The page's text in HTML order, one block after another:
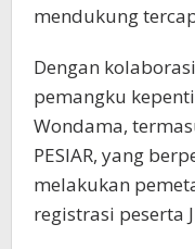
mendukung
Dengan
pemangku
Wondama,
PESIAR, yang
melakukan
registrasi peserta